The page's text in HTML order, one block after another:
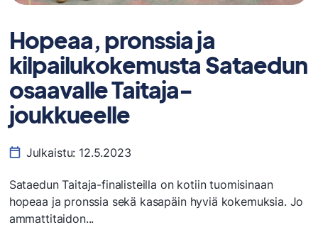
Hopeaa, pronssia ja
kilpailukokemusta Sataedun
osaavalle Taitaja-
joukkueelle
Julkaistu: 12.5.2023
​Sataedun Taitaja-finalisteilla on kotiin tuomisinaan
hopeaa ja pronssia sekä kasapäin hyviä kokemuksia. Jo
ammattitaidon...